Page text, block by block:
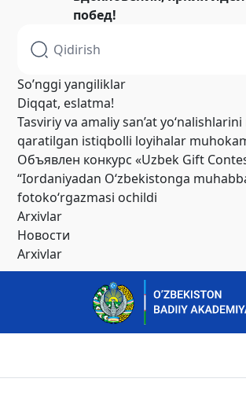
побед!
So’nggi yangiliklar
Diqqat, eslatma!
Tasviriy va amaliy san’at
qaratilgan istiqbolli loyihalar
Объявлен конкурс «Uzbek Gift
“Iordaniyadan O‘zbekistonga
fotoko‘rgazmasi ochildi
Arxivlar
Новости
Arxivlar